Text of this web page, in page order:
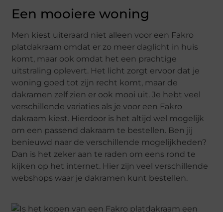
Een mooiere woning
Men kiest uiteraard niet alleen voor een Fakro
platdakraam omdat er zo meer daglicht in huis
komt, maar ook omdat het een prachtige
uitstraling oplevert. Het licht zorgt ervoor dat je
woning goed tot zijn recht komt, maar de
dakramen zelf zien er ook mooi uit. Je hebt veel
verschillende variaties als je voor een Fakro
dakraam kiest. Hierdoor is het altijd wel mogelijk
om een passend dakraam te bestellen. Ben jij
benieuwd naar de verschillende mogelijkheden?
Dan is het zeker aan te raden om eens rond te
kijken op het internet. Hier zijn veel verschillende
webshops waar je dakramen kunt bestellen.